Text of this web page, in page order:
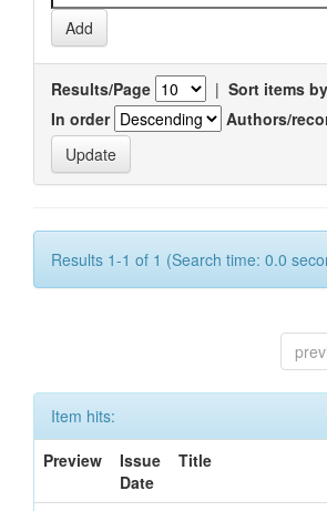
Results/Page | Sort items by
In order
Authors/
Results 1-1 of 1 (Search time: 0.0
Item hits:
Preview
Issue
Date
Title